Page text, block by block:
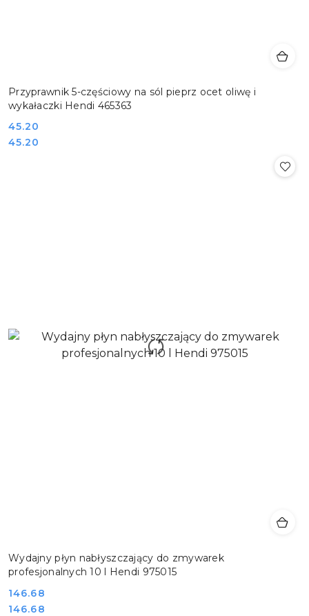
Przyprawnik 5-częściowy na sól pieprz ocet oliwę i
wykałaczki Hendi 465363
Cena:
45.20
Cena:
45.20
Wydajny płyn nabłyszczający do zmywarek
profesjonalnych 10 l Hendi 975015
Cena:
146.68
Cena:
146.68